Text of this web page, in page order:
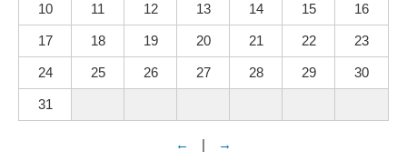
10 11 12 13 14 15 16
17 18 19 20 21 22 23
24 25 26 27 28 29 30
31
← | →